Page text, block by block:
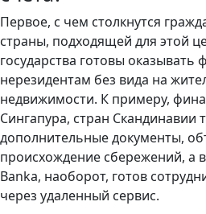
Первое, с чем столкнутся
страны, подходящей для этой
государства готовы оказывать
нерезидентам без вида на
недвижимости. К примеру,
Сингапура, стран Скандинавии
дополнительные документы,
происхождение сбережений, а
Banka, наоборот, готов
через удаленный сервис.